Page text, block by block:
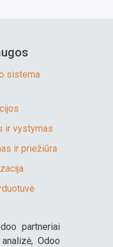
sistema
ir vystymas
ir priežiūra
partneriai
Odoo